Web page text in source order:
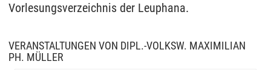
Vorlesungsverzeichnis der Leuphana.
VERANSTALTUNGEN VON DIPL.-VOLKSW. MAXIMILIAN
PH. MÜLLER